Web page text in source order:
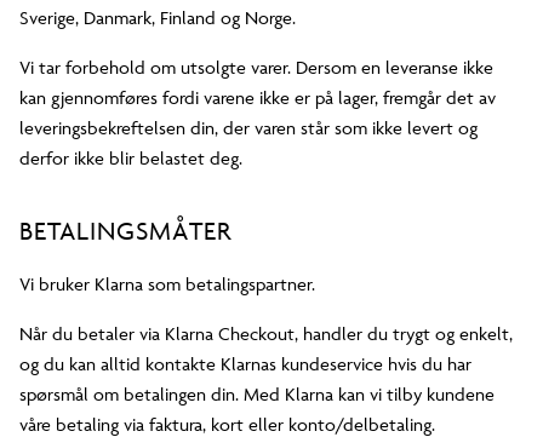
Sverige, Danmark, Finland og Norge.
Vi tar forbehold om utsolgte varer. Dersom en leveranse ikke
kan gjennomføres fordi varene ikke er på lager, fremgår det av
leveringsbekreftelsen din, der varen står som ikke levert og
derfor ikke blir belastet deg.
BETALINGSMÅTER
Vi bruker Klarna som betalingspartner.
Når du betaler via Klarna Checkout, handler du trygt og enkelt,
og du kan alltid kontakte Klarnas kundeservice hvis du har
spørsmål om betalingen din. Med Klarna kan vi tilby kundene
våre betaling via faktura, kort eller konto/delbetaling.